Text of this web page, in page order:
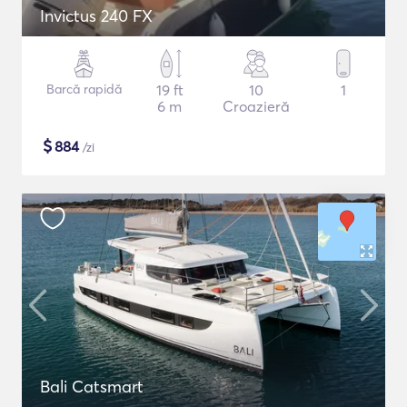
Invictus 240 FX
Barcă rapidă
19 ft
6 m
10
Croazieră
1
$884/zi
Bali Catsmart